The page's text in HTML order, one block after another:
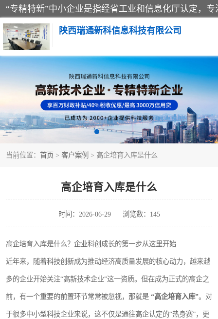
陕西瑞通新科信息科技有限公司
当前位置： 首页 > 客户案例 > 高企培育入库是什么
高企培育入库是什么
时间：2026-06-29 浏览数：145
高企培育入库是什么？企业科创成长的第一步从这里开始
近年来，随着科技创新成为推动经济高质量发展的核心动力，越来越
多的企业开始关注“高新技术企业”这一资质。但在成为正式的高企之
前，有一个重要的前置环节常常被忽视，那就是 “高企培育入库”。对
于很多中小型科技企业来说，这不仅是通往高企认定的“热身赛”，更